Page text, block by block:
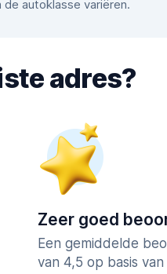
de autoklasse variëren.
adres?
Zeer goed
Een gemiddelde
van 4,5 op basis